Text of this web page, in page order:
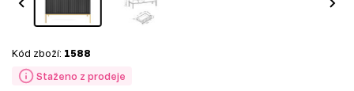
Staženo z prodeje
Kód zboží: 1588